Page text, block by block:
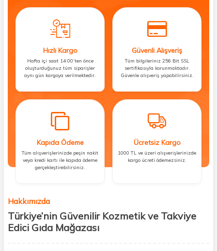
Hızlı Kargo
Hafta içi saat 14:00’ten önce
oluşturduğunuz tüm siparişler
aynı gün kargoya verilmektedir.
Güvenli Alışveriş
Tüm bilgileriniz 256 Bit SSL
sertifikasıyla korunmaktadır.
Güvenle alışveriş yapabilirsiniz.
Kapıda Ödeme
Tüm alışverişlerinizde peşin nakit
veya kredi kartı ile kapıda ödeme
gerçekleştirebilirsiniz.
Ücretsiz Kargo
1000 TL ve üzeri alışverişlerinizde
kargo ücreti ödemezsiniz.
Hakkımızda
Türkiye’nin Güvenilir Kozmetik ve Takviye
Edici Gıda Mağazası